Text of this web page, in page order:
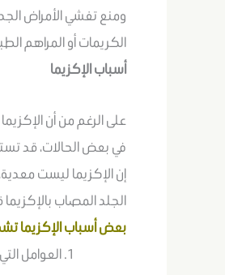
ومنع تفشي الأمراض
الكريمات أو المراهم
أسباب الإكزيما
على الرغم من أن
في بعض الحالات، قد
إن الإكزيما ليست
الجلد المصاب
بعض أسباب الإكزيما
العوامل